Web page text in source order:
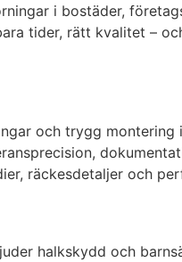
i bostäder,
tider, rätt kvalitet –
och trygg montering
räckesdetaljer och
halkskydd och